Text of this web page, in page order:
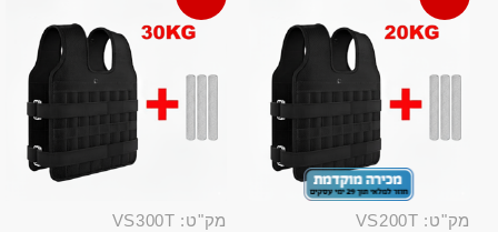
מק"ט: VS200T
מק"ט: VS300T